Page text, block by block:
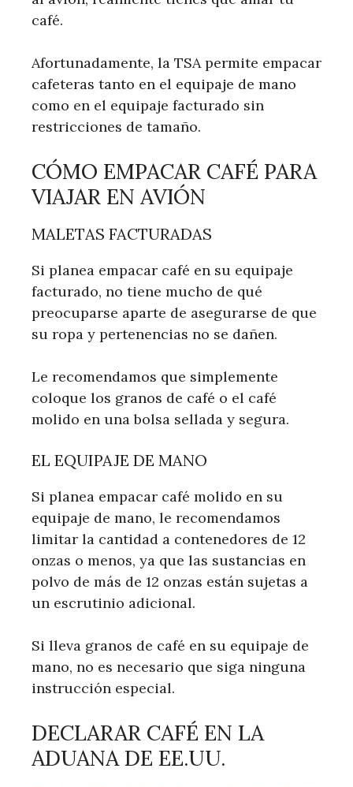
café.
Afortunadamente, la TSA permite empacar
cafeteras tanto en el equipaje de mano
como en el equipaje facturado sin
restricciones de tamaño.
CÓMO EMPACAR CAFÉ PARA
VIAJAR EN AVIÓN
MALETAS FACTURADAS
Si planea empacar café en su equipaje
facturado, no tiene mucho de qué
preocuparse aparte de asegurarse de que
su ropa y pertenencias no se dañen.
Le recomendamos que simplemente
coloque los granos de café o el café
molido en una bolsa sellada y segura.
EL EQUIPAJE DE MANO
Si planea empacar café molido en su
equipaje de mano, le recomendamos
limitar la cantidad a contenedores de 12
onzas o menos, ya que las sustancias en
polvo de más de 12 onzas están sujetas a
un escrutinio adicional.
Si lleva granos de café en su equipaje de
mano, no es necesario que siga ninguna
instrucción especial.
DECLARAR CAFÉ EN LA
ADUANA DE EE.UU.